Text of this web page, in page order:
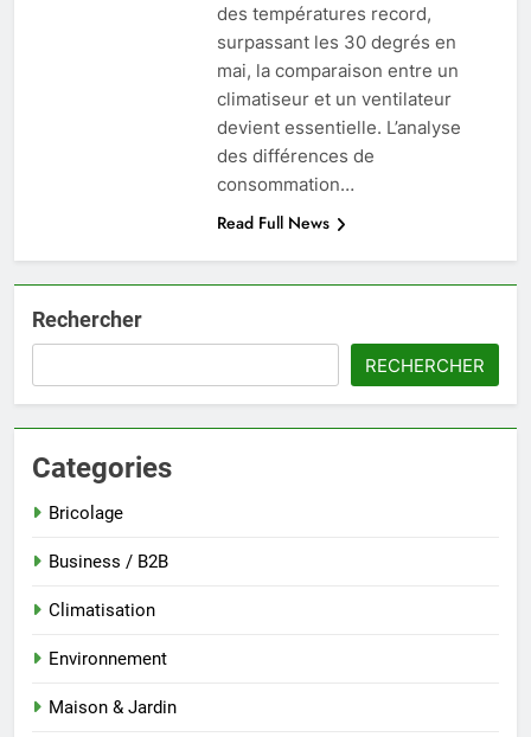
des températures record,
surpassant les 30 degrés en
mai, la comparaison entre un
climatiseur et un ventilateur
devient essentielle. L’analyse
des différences de
consommation…
Read Full News
Rechercher
RECHERCHER
Categories
Bricolage
Business / B2B
Climatisation
Environnement
Maison & Jardin